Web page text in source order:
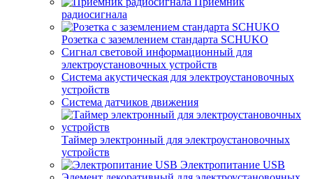
радиосигнала
Розетка с заземлением стандарта SCHUKO
Сигнал световой информационный для
электроустановочных устройств
Система акустическая для электроустановочных
устройств
Система датчиков движения
Таймер электронный для электроустановочных
устройств
Электропитание USB